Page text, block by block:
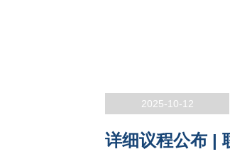
2025-10-12
详细议程公布 |